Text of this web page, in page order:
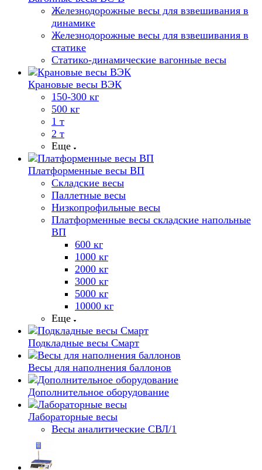
Железнодорожные весы для взвешивания в
динамике
Железнодорожные весы для взвешивания в
статике
Статико-динамические вагонные весы
Крановые весы ВЭК
150-300 кг
500 кг
1 т
2 т
Еще
Платформенные весы ВП
Складские весы
Паллетные весы
Низкопрофильные весы
Платформенные весы складские напольные
ВП
600 кг
1000 кг
2000 кг
3000 кг
5000 кг
10000 кг
Еще
Подкладные весы Смарт
Весы для наполнения баллонов
Дополнительное оборудование
Лабораторные весы
Весы аналитические СВЛ/1